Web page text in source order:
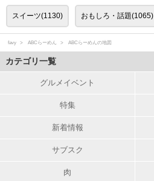
スイーツ(1130) おもしろ・話題(1065)
favy ABCらーめん ABCらーめんの地図
カテゴリ一覧
グルメイベント
特集
新着情報
サブスク
肉